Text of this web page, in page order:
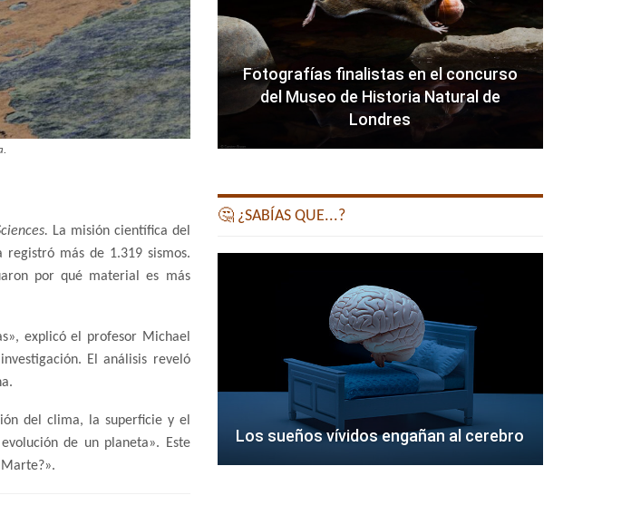
La misión científica del
más de 1.319 sismos.
por qué material es más
explicó el profesor Michael
El análisis reveló
del clima, la superficie y el
de un planeta». Este
Fotografías finalistas en el concurso
del Museo de Historia Natural de
Londres
🤔 ¿SABÍAS QUE...?
Los sueños vívidos engañan al cerebro